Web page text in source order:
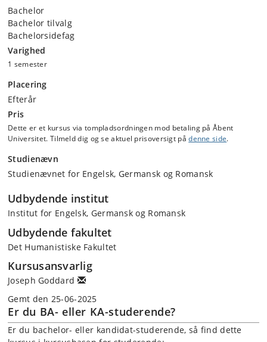
Bachelor
Bachelor tilvalg
Bachelorsidefag
Varighed
1 semester
Placering
Efterår
Pris
Dette er et kursus via tompladsordningen mod betaling på Åbent
Universitet. Tilmeld dig og se aktuel prisoversigt pådenne side.
Studienævn
Studienævnet for Engelsk, Germansk og Romansk
Udbydende institut
Institut for Engelsk, Germansk og Romansk
Udbydende fakultet
Det Humanistiske Fakultet
Kursusansvarlig
Joseph Goddard
Gemt den 25-06-2025
Er du BA- eller KA-studerende?
Er du bachelor- eller kandidat-studerende, så find dette